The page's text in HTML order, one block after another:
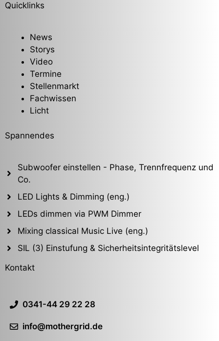
Quicklinks
News
Storys
Video
Termine
Stellenmarkt
Fachwissen
Licht
Spannendes
Subwoofer einstellen - Phase, Trennfrequenz und
Co.
LED Lights & Dimming (eng.)
LEDs dimmen via PWM Dimmer
Mixing classical Music Live (eng.)
SIL (3) Einstufung & Sicherheitsintegritätslevel
Kontakt
0341-44 29 22 28
info@mothergrid.de